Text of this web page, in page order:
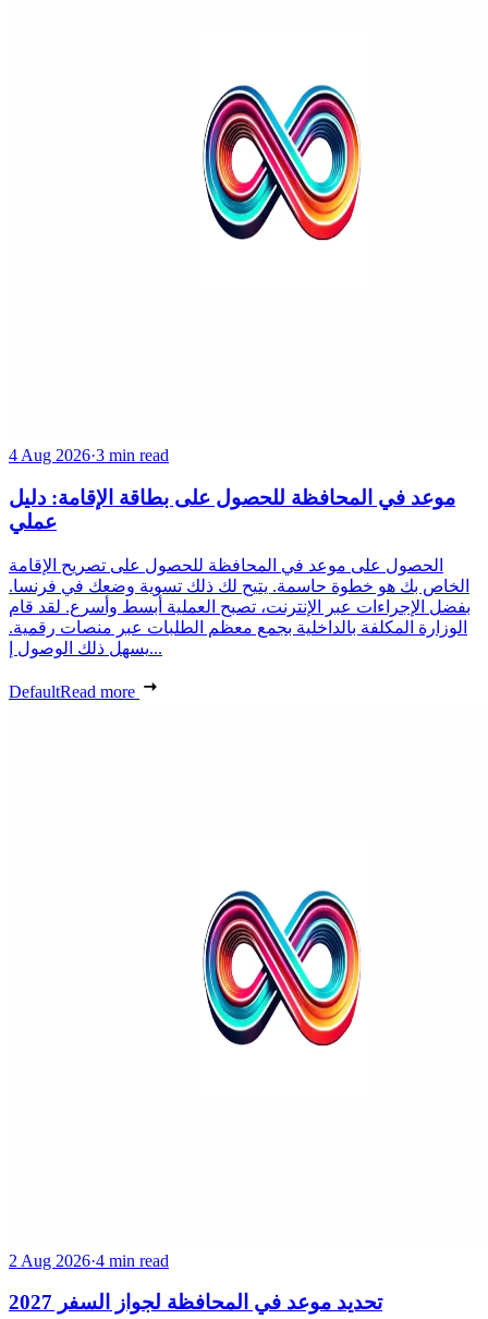
4 Aug 2026·3 min read
موعد في المحافظة للحصول على بطاقة الإقامة: دليل
عملي
الحصول على موعد في المحافظة للحصول على تصريح الإقامة
الخاص بك هو خطوة حاسمة. يتيح لك ذلك تسوية وضعك في فرنسا.
بفضل الإجراءات عبر الإنترنت، تصبح العملية أبسط وأسرع. لقد قام
الوزارة المكلفة بالداخلية بجمع معظم الطلبات عبر منصات رقمية.
يسهل ذلك الوصول إ...
DefaultRead more
2 Aug 2026·4 min read
تحديد موعد في المحافظة لجواز السفر 2027